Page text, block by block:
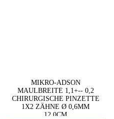
MIKRO-ADSON
MAULBREITE 1,1+-- 0,2
CHIRURGISCHE PINZETTE
1X2 ZÄHNE Ø 0,6MM
12,0CM